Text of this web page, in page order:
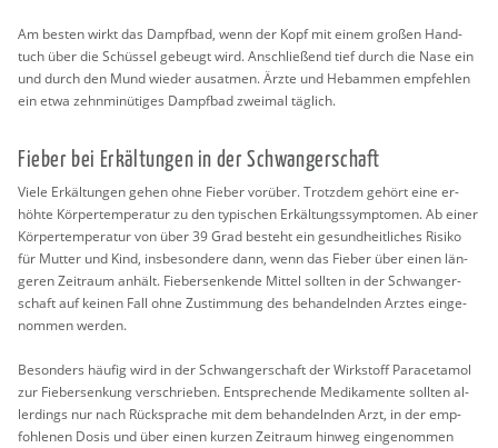
Am bes­ten wirkt das Dampf­bad, wenn der Kopf mit einem gro­ßen Hand­
tuch über die Schüs­sel ge­beugt wird. An­schlie­ßend tief durch die Nase ein
und durch den Mund wie­der aus­at­men. Ärzte und Heb­am­men emp­feh­len
ein etwa zehn­mi­nü­ti­ges Dampf­bad zwei­mal täg­lich.
Fie­ber bei Er­käl­tun­gen in der Schwan­ger­schaft
Viele Er­käl­tun­gen gehen ohne Fie­ber vor­über. Trotz­dem ge­hört eine er­
höh­te Kör­per­tem­pe­ra­tur zu den ty­pi­schen Er­käl­tungs­sym­pto­men. Ab einer
Kör­per­tem­pe­ra­tur von über 39 Grad be­steht ein ge­sund­heit­li­ches Ri­si­ko
für Mut­ter und Kind, ins­be­son­de­re dann, wenn das Fie­ber über einen län­
ge­ren Zeit­raum an­hält. Fie­ber­sen­ken­de Mit­tel soll­ten in der Schwan­ger­
schaft auf kei­nen Fall ohne Zu­stim­mung des be­han­deln­den Arz­tes ein­ge­
nom­men wer­den.
Be­son­ders häu­fig wird in der Schwan­ger­schaft der Wirk­stoff Par­acet­amol
zur Fie­ber­sen­kung ver­schrie­ben. Ent­spre­chen­de Me­di­ka­men­te soll­ten al­
ler­dings nur nach Rück­spra­che mit dem be­han­deln­den Arzt, in der emp­
foh­le­nen Dosis und über einen kur­zen Zeit­raum hin­weg ein­ge­nom­men